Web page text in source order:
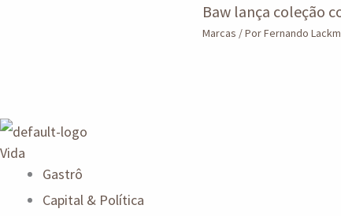
Baw lança coleção
Marcas / PorFernando
Vida
Gastrô
Capital & Política